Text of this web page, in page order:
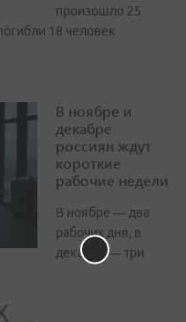
произошло 25
18 человек
В ноябре и
декабре
россиян ждут
короткие
рабочие недели
В ноябре — два
рабочих дня, в
декабре — три